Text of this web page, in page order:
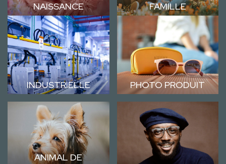
NAISSANCE
INDUSTRIELLE
FAMILLE
PHOTO PRODUIT
ANIMAL DE